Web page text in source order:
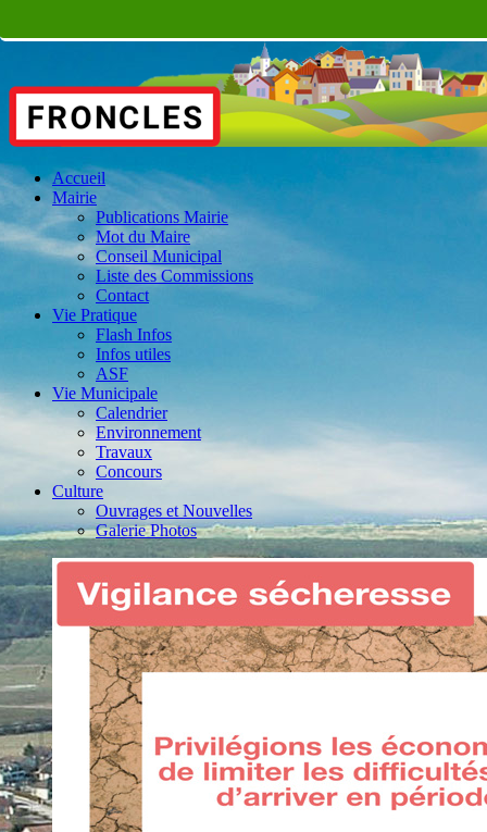
Accueil
Mairie
Publications Mairie
Mot du Maire
Conseil Municipal
Liste des Commissions
Contact
Vie Pratique
Flash Infos
Infos utiles
ASF
Vie Municipale
Calendrier
Environnement
Travaux
Concours
Culture
Ouvrages et Nouvelles
Galerie Photos